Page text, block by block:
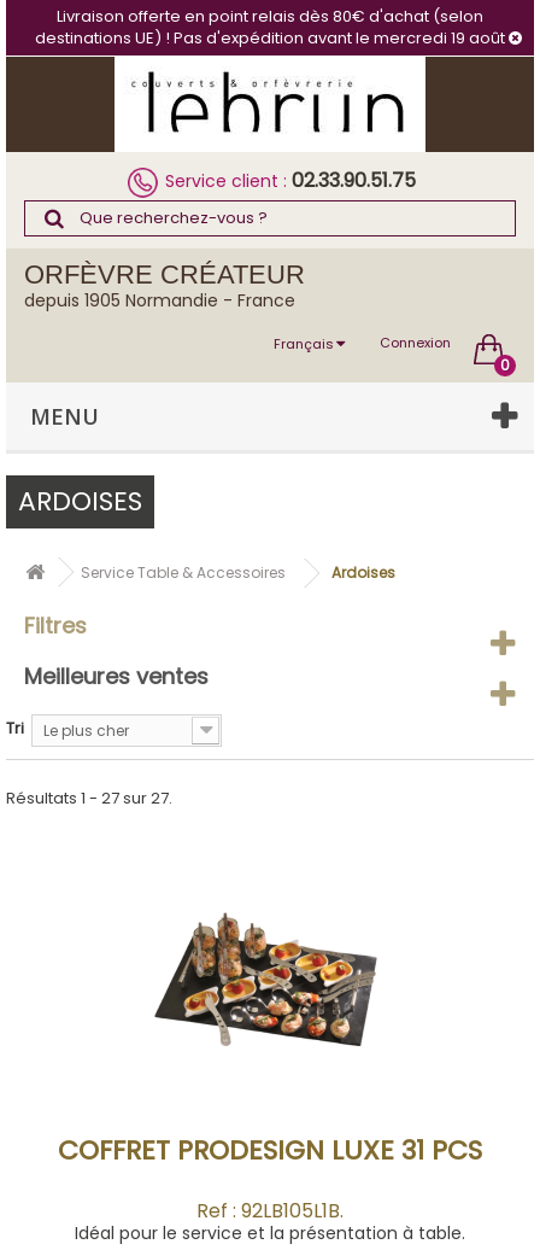
Livraison offerte en point relais dès 80€ d'achat (selon
destinations UE) ! Pas d'expédition avant le mercredi 19 août
Service client : 02.33.90.51.75
ORFÈVRE CRÉATEUR
depuis 1905 Normandie - France
0
Connexion
Français
MENU
ARDOISES
Service Table & Accessoires Ardoises
Filtres
Meilleures ventes
Tri Le plus cher
Résultats 1 - 27 sur 27.
ACHETER
COFFRET PRODESIGN LUXE 31 PCS
Ref : 92LB105L1B.
Idéal pour le service et la présentation à table.
Panneau de gestion des cookies